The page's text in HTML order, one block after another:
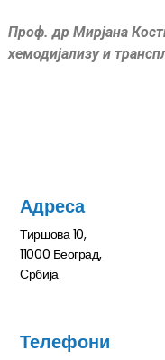
Проф. др Мирјана
хемодијализу и
Адреса
Тиршова 10,
11000 Београд,
Србија
Телефони